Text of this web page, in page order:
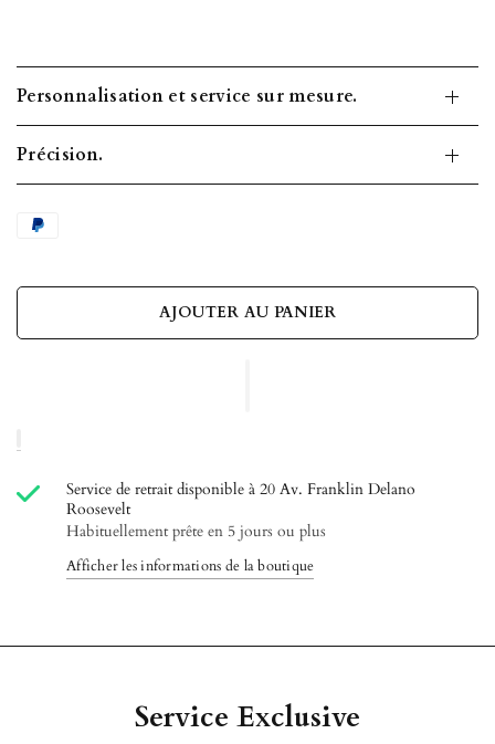
Personnalisation et service sur mesure.
Précision.
AJOUTER AU PANIER
Service de retrait disponible à20 Av. Franklin Delano
Roosevelt
Habituellement prête en 5 jours ou plus
Afficher les informations de la boutique
Service Exclusive